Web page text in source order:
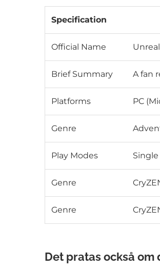
Specification
Official Name
Brief Summary A fan
Platforms PC
Genre
Play Modes
Genre
Genre
Det pratas också